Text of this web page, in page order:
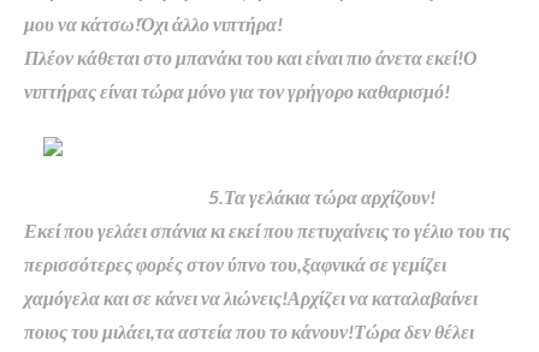
μου να κάτσω!Όχι άλλο νιπτήρα!
Πλέον κάθεται στο μπανάκι του και είναι πιο άνετα εκεί!Ο
νιπτήρας είναι τώρα μόνο για τον γρήγορο καθαρισμό!
5.Τα γελάκια τώρα αρχίζουν!
Εκεί που γελάει σπάνια κι εκεί που πετυχαίνεις το γέλιο του τις
περισσότερες φορές στον ύπνο του,ξαφνικά σε γεμίζει
χαμόγελα και σε κάνει να λιώνεις!Αρχίζει να καταλαβαίνει
ποιος του μιλάει,τα αστεία που το κάνουν!Τώρα δεν θέλει